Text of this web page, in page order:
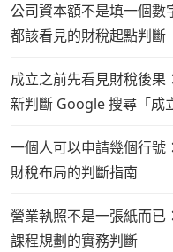
公司資本額不是填一個數
都該看見的財稅起點判斷
成立之前先看見財稅後果
新判斷 Google 搜尋「成
一個人可以申請幾個行號
財稅布局的判斷指南
營業執照不是一張紙而已
課程規劃的實務判斷